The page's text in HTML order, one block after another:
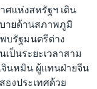
แห่งสหรัฐฯ เดิน
ายด้านสภาพภูมิ
บรัฐมนตรีต่าง
เป็นระยะเวลาสาม
จินหมิน ผู้แทนฝ่ายจีน
งประเทศด้วย